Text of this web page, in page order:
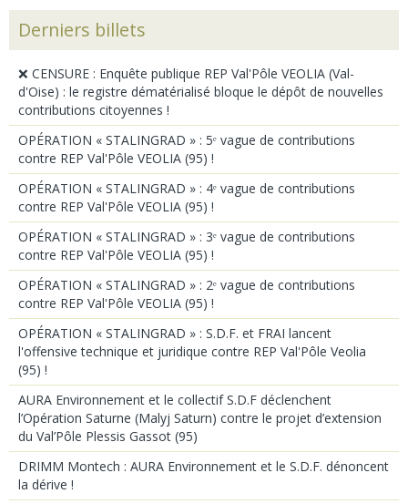
Derniers billets
❌ CENSURE : Enquête publique REP Val'Pôle VEOLIA (Val-
d'Oise) : le registre dématérialisé bloque le dépôt de nouvelles
contributions citoyennes !
OPÉRATION « STALINGRAD » : 5ᵉ vague de contributions
contre REP Val'Pôle VEOLIA (95) !
OPÉRATION « STALINGRAD » : 4ᵉ vague de contributions
contre REP Val'Pôle VEOLIA (95) !
OPÉRATION « STALINGRAD » : 3ᵉ vague de contributions
contre REP Val'Pôle VEOLIA (95) !
OPÉRATION « STALINGRAD » : 2ᵉ vague de contributions
contre REP Val'Pôle VEOLIA (95) !
OPÉRATION « STALINGRAD » : S.D.F. et FRAI lancent
l'offensive technique et juridique contre REP Val'Pôle Veolia
(95) !
AURA Environnement et le collectif S.D.F déclenchent
l’Opération Saturne (Malyj Saturn) contre le projet d’extension
du Val’Pôle Plessis Gassot (95)
DRIMM Montech : AURA Environnement et le S.D.F. dénoncent
la dérive !